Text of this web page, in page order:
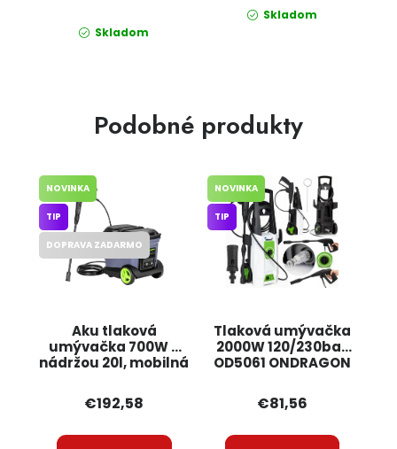
Skladom
Skladom
Podobné produkty
Aku tlaková
umývačka 700W s
nádržou 20l, mobilná
NOVINKA
TIP
DOPRAVA ZADARMO
€192,58
Tlaková umývačka
2000W 120/230bar
OD5061 ONDRAGON
NOVINKA
TIP
€81,56